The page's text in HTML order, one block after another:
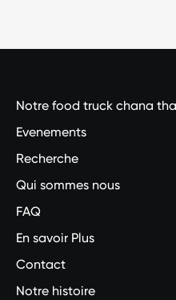
Notre food truck chana
Evenements
Recherche
Qui sommes nous
FAQ
En savoir Plus
Contact
Notre histoire